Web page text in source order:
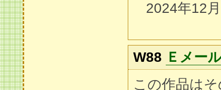
2024年12
W88 Ｅメー
この作品は